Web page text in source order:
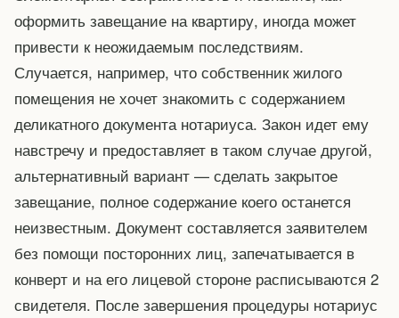
оформить завещание на квартиру, иногда может
привести к неожидаемым последствиям.
Случается, например, что собственник жилого
помещения не хочет знакомить с содержанием
деликатного документа нотариуса. Закон идет ему
навстречу и предоставляет в таком случае другой,
альтернативный вариант — сделать закрытое
завещание, полное содержание коего останется
неизвестным. Документ составляется заявителем
без помощи посторонних лиц, запечатывается в
конверт и на его лицевой стороне расписываются 2
свидетеля. После завершения процедуры нотариус